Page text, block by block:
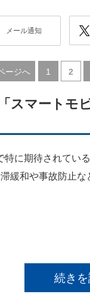
メール通知
ージへ 1 2
スマートモ
に期待されてい
緩和や事故防止
続き